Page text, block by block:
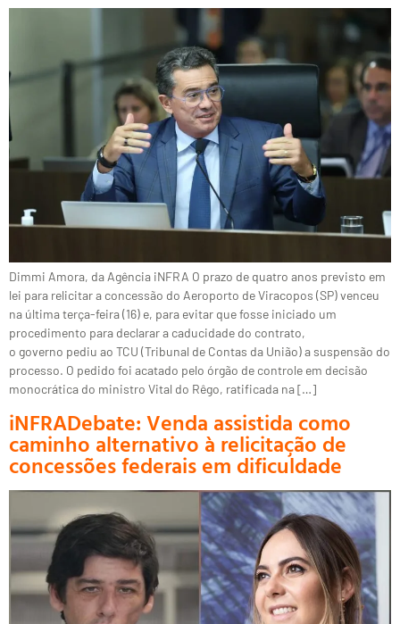
Dimmi Amora, da Agência iNFRA O prazo de quatro anos previsto em
lei para relicitar a concessão do Aeroporto de Viracopos (SP) venceu
na última terça-feira (16) e, para evitar que fosse iniciado um
procedimento para declarar a caducidade do contrato,
o governo pediu ao TCU (Tribunal de Contas da União) a suspensão do
processo. O pedido foi acatado pelo órgão de controle em decisão
monocrática do ministro Vital do Rêgo, ratificada na […]
iNFRADebate: Venda assistida como
caminho alternativo à relicitação de
concessões federais em dificuldade